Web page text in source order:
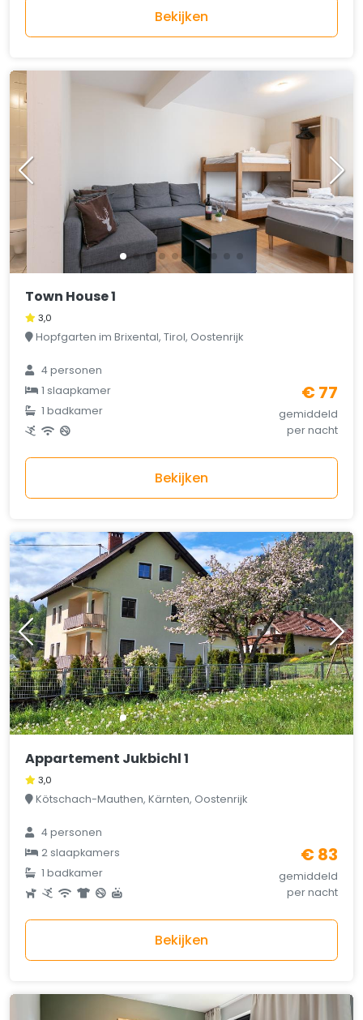
Bekijken
Town House 1
3,0
Hopfgarten im Brixental, Tirol, Oostenrijk
4 personen
1 slaapkamer
1 badkamer
€ 77
gemiddeld
per nacht
Bekijken
Appartement Jukbichl 1
3,0
Kötschach-Mauthen, Kärnten, Oostenrijk
4 personen
2 slaapkamers
1 badkamer
€ 83
gemiddeld
per nacht
Bekijken